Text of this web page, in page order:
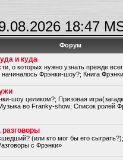
18:47
Форум
и куда
о которых нужно узнать прежде
Фрэнки-шоу?; Книга
шоу целиком?; Призовая
во Franky-show; Список ролей
(или кто мог бы его
с Фрэнки»